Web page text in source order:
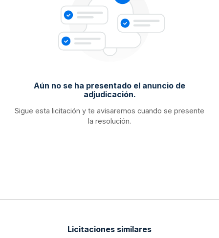
Aún no se ha presentado el anuncio de
adjudicación.
Sigue esta licitación y te avisaremos cuando se presente
la resolución.
Licitaciones similares